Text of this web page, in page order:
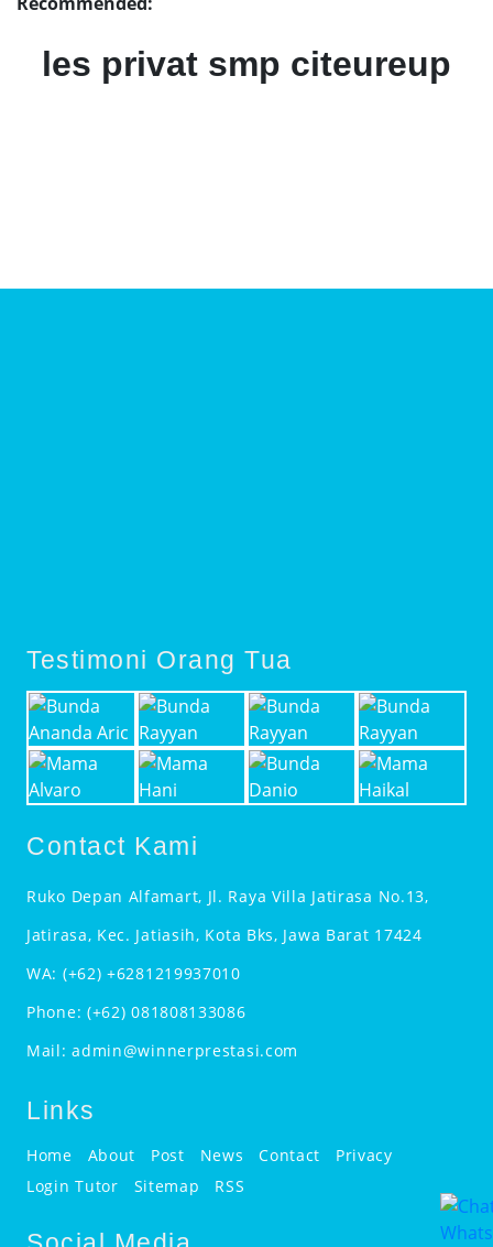
les privat smp citeureup
Testimoni Orang Tua
Contact Kami
Ruko Depan Alfamart, Jl. Raya Villa Jatirasa No.13,
Jatirasa, Kec. Jatiasih, Kota Bks, Jawa Barat 17424
WA: (+62) +6281219937010
Phone: (+62) 081808133086
Mail:admin@winnerprestasi.com
Links
Home About Post News Contact
Privacy
Login Tutor
Sitemap RSS